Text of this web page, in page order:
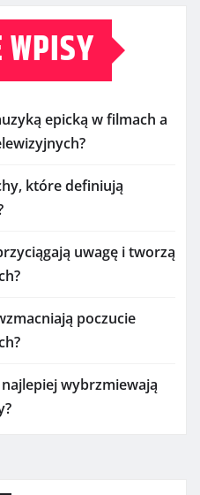
WPISY
epicką w filmach a
które definiują
uwagę i tworzą
poczucie
wybrzmiewają